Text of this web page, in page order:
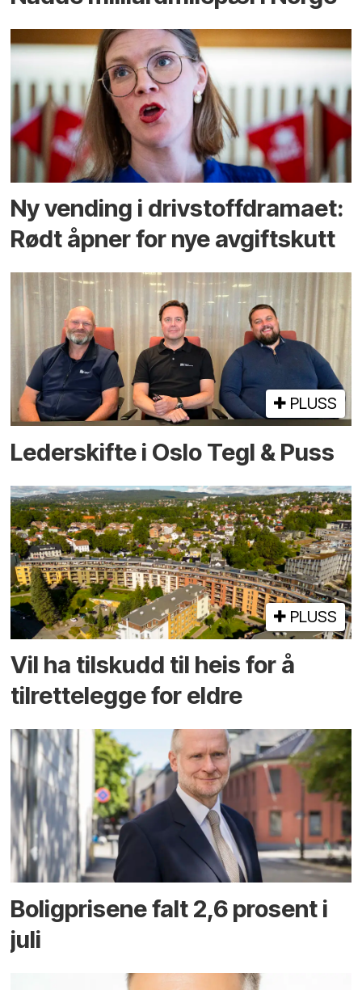
Ny vending i drivstoffdramaet:
Rødt åpner for nye avgiftskutt
PLUSS
Lederskifte i Oslo Tegl & Puss
PLUSS
Vil ha tilskudd til heis for å
tilrettelegge for eldre
Boligprisene falt 2,6 prosent i
juli